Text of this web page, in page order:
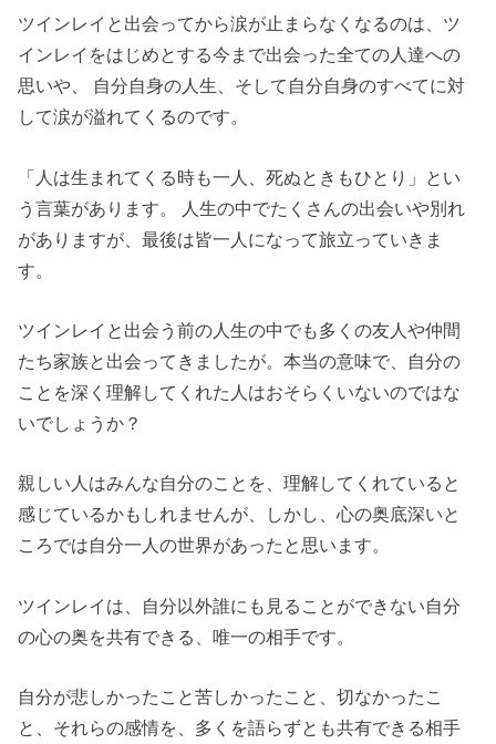
ツインレイと出会ってから涙が止まらなくなるのは、ツ
インレイをはじめとする今まで出会った全ての人達への
思いや、 自分自身の人生、そして自分自身のすべてに対
して涙が溢れてくるのです。
「人は生まれてくる時も一人、死ぬときもひとり」とい
う言葉があります。 人生の中でたくさんの出会いや別れ
がありますが、最後は皆一人になって旅立っていきま
す。
ツインレイと出会う前の人生の中でも多くの友人や仲間
たち家族と出会ってきましたが。本当の意味で、自分の
ことを深く理解してくれた人はおそらくいないのではな
いでしょうか？
親しい人はみんな自分のことを、理解してくれていると
感じているかもしれませんが、しかし、心の奥底深いと
ころでは自分一人の世界があったと思います。
ツインレイは、自分以外誰にも見ることができない自分
の心の奥を共有できる、唯一の相手です。
自分が悲しかったこと苦しかったこと、切なかったこ
と、それらの感情を、多くを語らずとも共有できる相手